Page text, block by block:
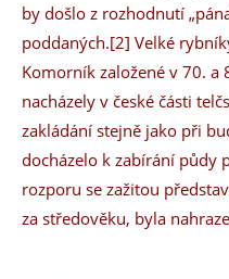
by došlo z rozhodnutí
poddaných.[2] Velké
Komorník založené v 70. a
nacházely v české části
zakládání stejně jako při
docházelo k zabírání půdy
rozporu se zažitou
za středověku, byla